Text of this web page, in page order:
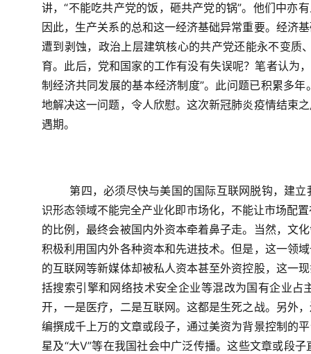
讲，“不能吃共产党的饭，砸共产党的锅”。他们中亦
因此，生产关系的总和这一经济基础异常重要。经济
遭到剥蚀，政治上层建筑核心的共产党还能永不变质
育。此后，党和国家的工作有没有失误呢？笔者认为，
制经济共同发展的基本经济制度”。此问题已积累多
地解决这一问题，令人欣慰。这次新冠肺炎疫情结束
遇期。
第四，必须尽快与美国的国际互联网脱钩，建
识形态领域不能完全产业化即市场化，不能让市场配
的比例，最终会被国内外资本牵着鼻子走。当然，文
积极利用国内外各种资本和先进技术。但是，这一领
的互联网等新媒体却被私人资本甚至外资控股，这一
括搜索引擎和网络技术安全企业等混改为国有企业
开，一是医疗，二是互联网。这都是生死之战。另外
编撰成千上万的文章或段子，通过美资为背景控制的
星及“大V”等在我国社会中广泛传播。这些文章或段